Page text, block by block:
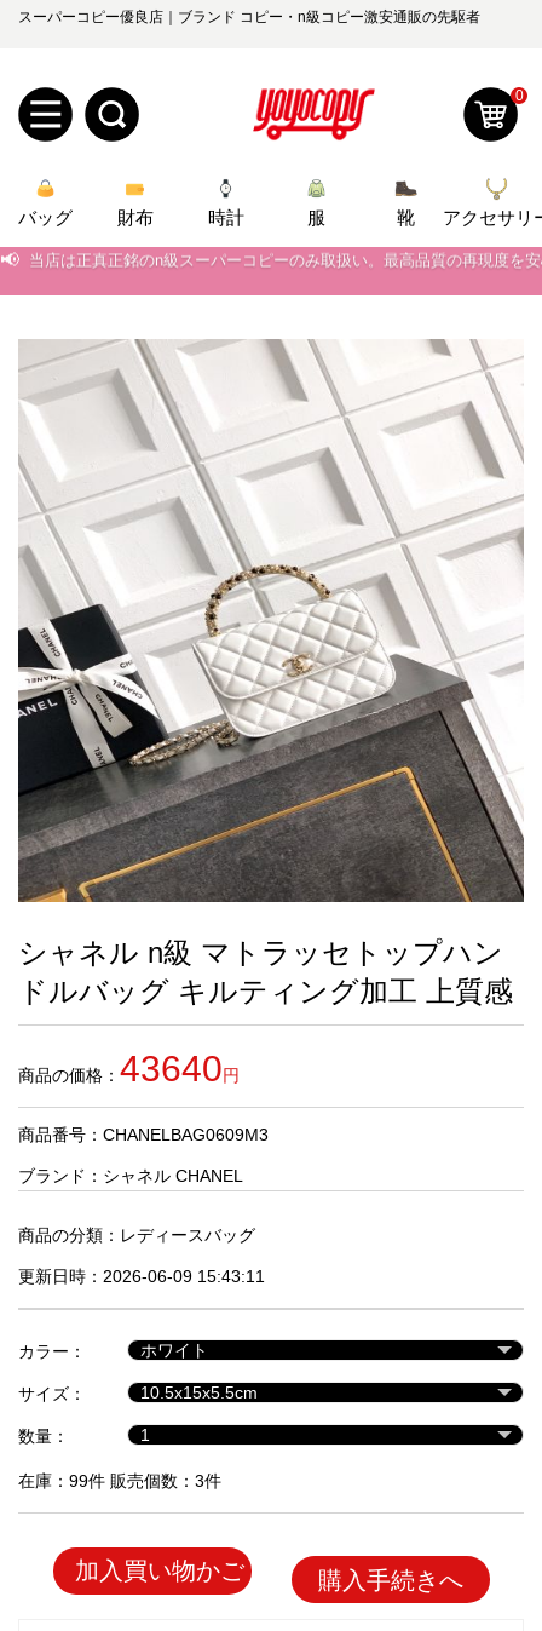
スーパーコピー優良店｜ブランド コピー・n級コピー激安通販の先駆者
規
ユ
登
録
ロ
グ
オ
ー
ー
理
お
ら
yoyocopys@gmail.com
2026人気特集
バッグ
財布
時計
ズボン
衣装セット
住まい用品
アクセサリー
ベルト
スカーフ
アイフォーンケ
ース
小物
製
品
お
商
品
人
商
セ
ル
品
0
バッグ 財布 時計 服 靴 アクセサリ
📢 当店は正真正銘のn級スーパーコピーのみ取扱い。最高品質の再現度を
📢 当店は正真正銘のn級スーパーコピーのみ取扱い。最高品質の再現度を
2026春の新作続々更新中！期間中のご注文でお得な割引をご利用いただ
📢 新作入荷！ルイ・ヴィトンスーパーコピー バッグ最新モデルが登場。
シャネル n級 マトラッセトップハン
ドルバッグ キルティング加工 上質感
商品の価格： 43640円
商品番号：CHANELBAG0609M3
ブランド： シャネル CHANEL
商品の分類： レディースバッグ
更新日時：2026-06-09 15:43:11
カラー：
サイズ：
数量：
在庫：99件 販売個数：3件
加入買い物かご 購入手続きへ